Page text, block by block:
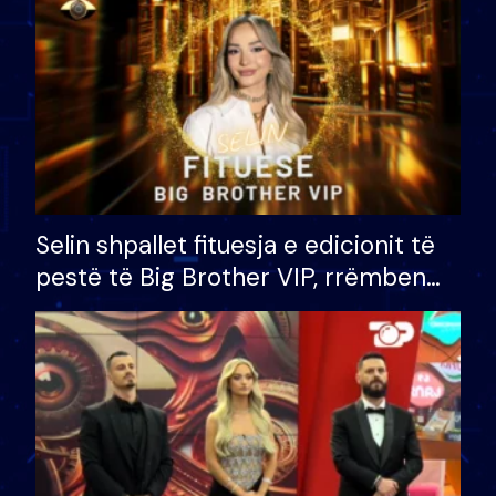
Selin shpallet fituesja e edicionit të
pestë të Big Brother VIP, rrëmben
çmimin e madh prej 100 mijë eurosh